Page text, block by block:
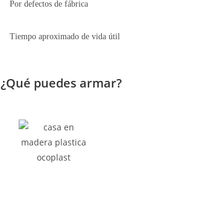
Por defectos de fábrica
Tiempo aproximado de vida útil
¿Qué puedes armar?